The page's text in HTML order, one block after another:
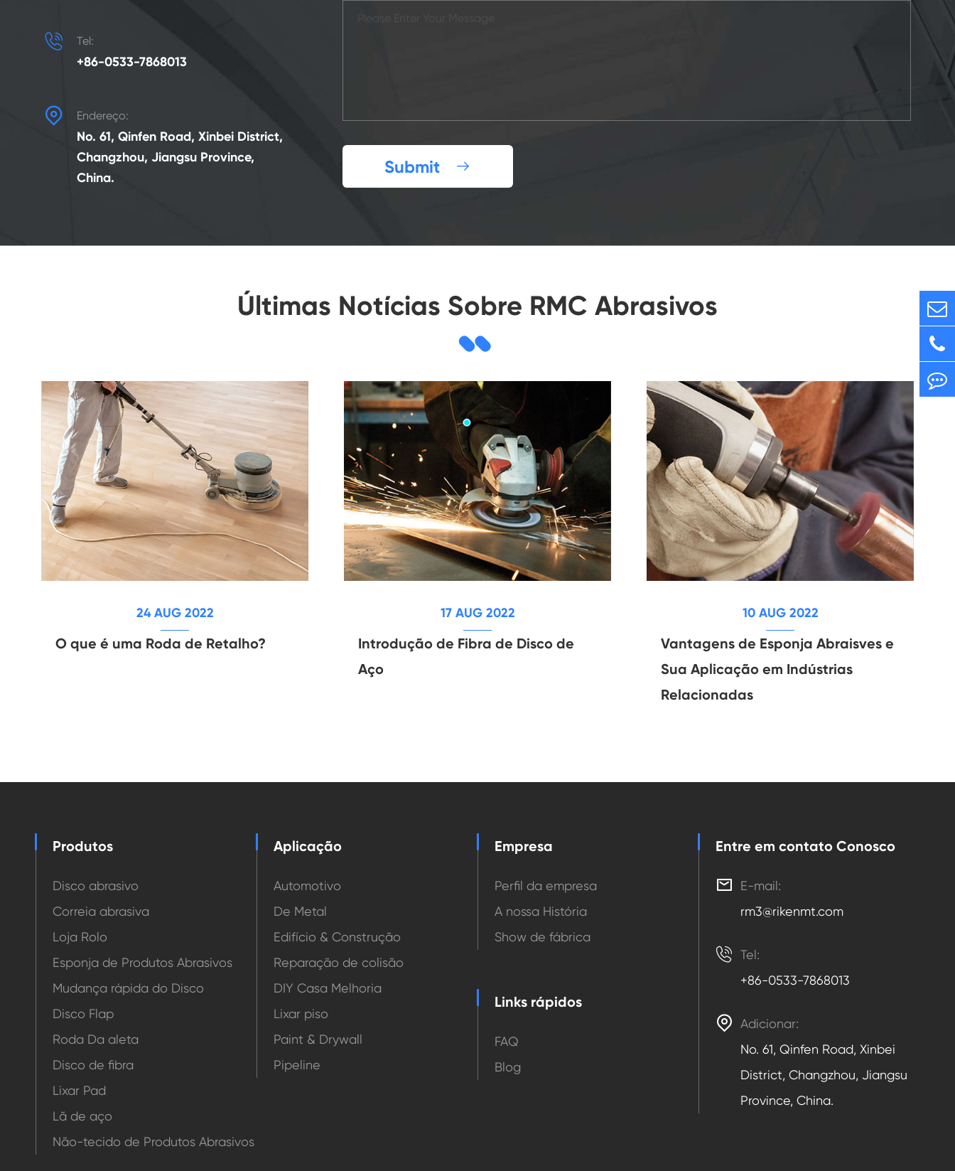
 Tel:
+86-0533-7868013
 Endereço:
No. 61, Qinfen Road, Xinbei District,
Changzhou, Jiangsu Province,
China.
Submit 
Últimas Notícias Sobre RMC Abrasivos
24 AUG 2022
O que é uma Roda de Retalho?
17 AUG 2022
Introdução de Fibra de Disco de
Aço
10 AUG 2022
Vantagens de Esponja Abraisves e
Sua Aplicação em Indústrias
Relacionadas
Produtos
Disco abrasivo
Correia abrasiva
Loja Rolo
Esponja de Produtos Abrasivos
Mudança rápida do Disco
Disco Flap
Roda Da aleta
Disco de fibra
Lixar Pad
Lã de aço
Não-tecido de Produtos Abrasivos
Aplicação
Automotivo
De Metal
Edifício & Construção
Reparação de colisão
DIY Casa Melhoria
Lixar piso
Paint & Drywall
Pipeline
Empresa
Perfil da empresa
A nossa História
Show de fábrica
Links rápidos
FAQ
Blog
Entre em contato Conosco

E-mail:
rm3@rikenmt.com
 Tel:
+86-0533-7868013
 Adicionar:
No. 61, Qinfen Road, Xinbei
District, Changzhou, Jiangsu
Province, China.